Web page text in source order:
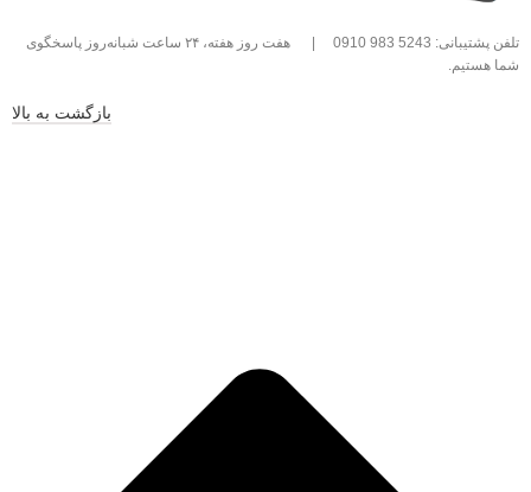
تلفن پشتیبانی: 5243 983 0910 |
هفت روز هفته، ۲۴ ساعت شبانه‌روز پاسخگوی
شما هستیم.
بازگشت به بالا